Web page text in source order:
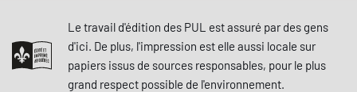
Le travail d'édition des PUL est assuré par des gens
d'ici. De plus, l'impression est elle aussi locale sur
papiers issus de sources responsables, pour le plus
grand respect possible de l'environnement.